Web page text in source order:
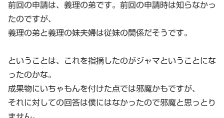
前回の申請は、義理の弟です。前回の申請時は知らなかっ
たのですが、
義理の弟と義理の妹夫婦は従妹の関係だそうです。
ということは、これを指摘したのがジャマということにな
ったのかな。
成果物にいちゃもんを付けた点では邪魔かもですが、
それに対しての回答は僕にはなかったので邪魔と思っとり